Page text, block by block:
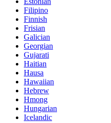
Filipino
Finnish
Frisian
Galician
Georgian
Gujarati
Haitian
Hausa
Hawaiian
Hebrew
Hmong
Hungarian
Icelandic